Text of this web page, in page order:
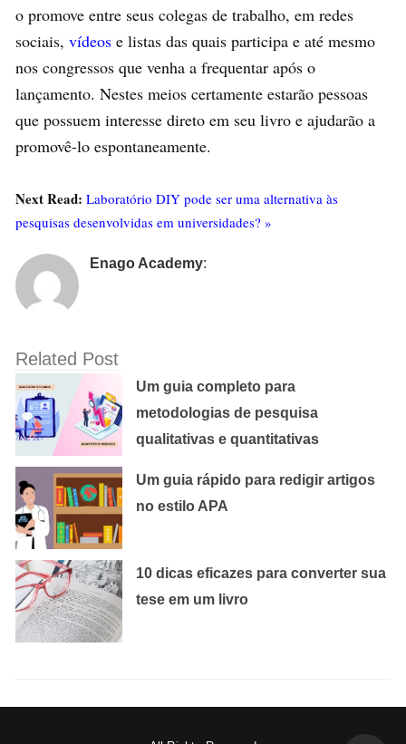
o promove entre seus colegas de trabalho, em redes
sociais, vídeos e listas das quais participa e até mesmo
nos congressos que venha a frequentar após o
lançamento. Nestes meios certamente estarão pessoas
que possuem interesse direto em seu livro e ajudarão a
promovê-lo espontaneamente.
Next Read: Laboratório DIY pode ser uma alternativa às
pesquisas desenvolvidas em universidades? »
Enago Academy:
Related Post
Um guia completo para
metodologias de pesquisa
qualitativas e quantitativas
Um guia rápido para redigir artigos
no estilo APA
10 dicas eficazes para converter sua
tese em um livro